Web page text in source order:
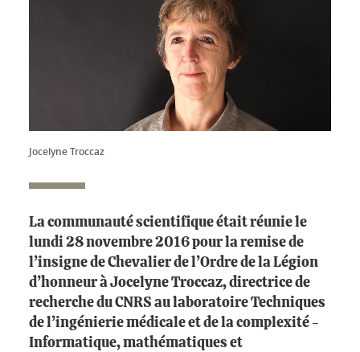
Jocelyne Troccaz
La communauté scientifique était réunie le
lundi 28 novembre 2016 pour la remise de
l’insigne de Chevalier de l’Ordre de la Légion
d’honneur à Jocelyne Troccaz, directrice de
recherche du CNRS au laboratoire Techniques
de l’ingénierie médicale et de la complexité -
Informatique, mathématiques et